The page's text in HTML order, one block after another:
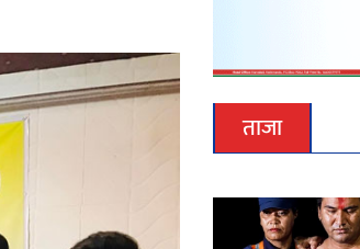
ताजा